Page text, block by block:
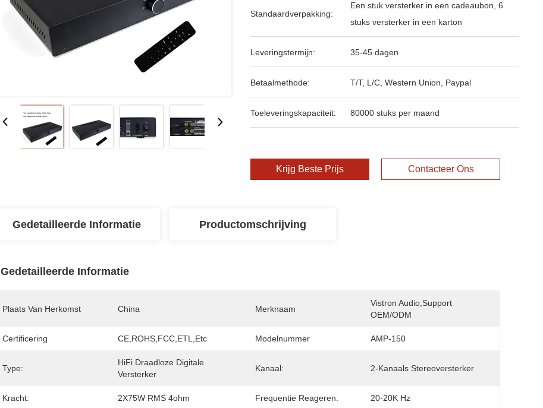
Standaardverpakking:
Een stuk versterker in een cadeaubon, 6
stuks versterker in een karton
Leveringstermijn: 35-45 dagen
Betaalmethode: T/T, L/C, Western Union, Paypal
Toeleveringskapaciteit: 80000 stuks per maand
Krijg Beste Prijs Contacteer Ons
Gedetailleerde Informatie Productomschrijving
Gedetailleerde Informatie
Plaats Van Herkomst China Merknaam
Vistron Audio,support
OEM/ODM
Certificering CE,ROHS,FCC,ETL,etc Modelnummer AMP-150
Type:
HiFi Draadloze Digitale
Versterker
Kanaal: 2-Kanaals Stereoversterker
Kracht: 2X75W RMS 4ohm Frequentie Reageren: 20-20K Hz